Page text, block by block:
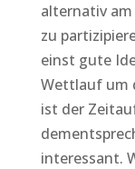
alternativ
zu
einst gute
Wettlauf um
ist der
interessant.